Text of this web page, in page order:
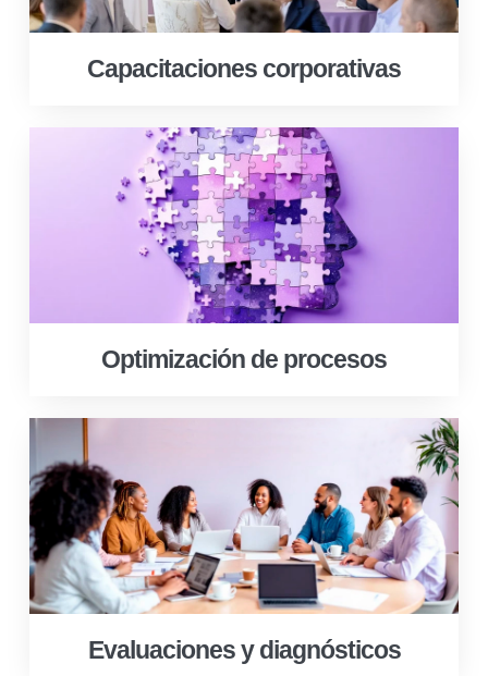
Capacitaciones corporativas
Optimización de procesos
Evaluaciones y diagnósticos